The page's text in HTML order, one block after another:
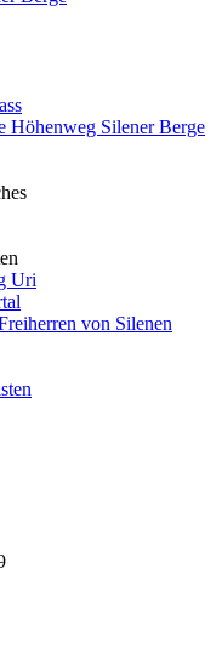
Höhenweg Silener Berge
Uri
von Silenen